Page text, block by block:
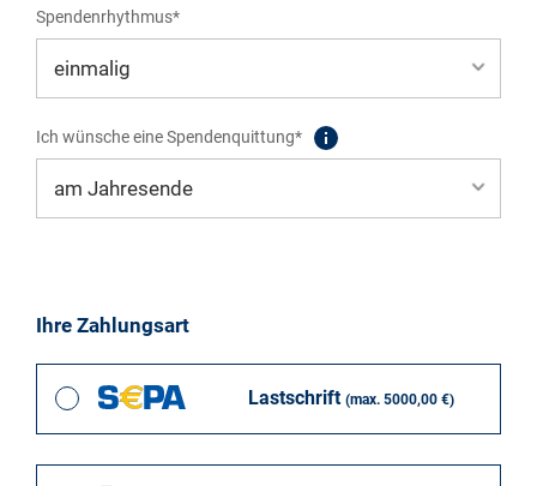
Spendenrhythmus*
Ich wünsche eine Spendenquittung*
Ihre Zahlungsart
Lastschrift (max. 5000,00 €)